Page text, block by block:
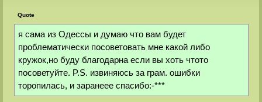
Quote
я сама из Одессы и думаю что вам будет
проблематически посоветовать мне какой либо
кружок,но буду благодарна если вы хоть чтото
посоветуйте. P.S. извиняюсь за грам. ошибки
торопилась, и заранеее спасибо:-***